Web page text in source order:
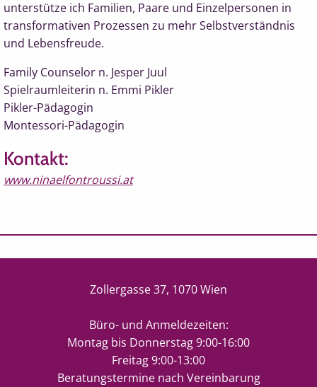
unterstütze ich Familien, Paare und Einzelpersonen in
transformativen Prozessen zu mehr Selbstverständnis
und Lebensfreude.
Family Counselor n. Jesper Juul
Spielraumleiterin n. Emmi Pikler
Pikler-Pädagogin
Montessori-Pädagogin
Kontakt:
www.ninaelfontroussi.at
Zollergasse 37, 1070 Wien
Büro- und Anmeldezeiten:
Montag bis Donnerstag 9:00-16:00
Freitag 9:00-13:00
Beratungstermine nach Vereinbarung